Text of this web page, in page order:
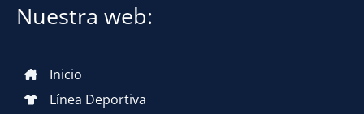
Nuestra web:
Inicio
Línea Deportiva